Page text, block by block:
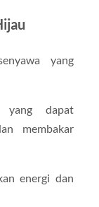
yang
dapat
membakar
energi dan